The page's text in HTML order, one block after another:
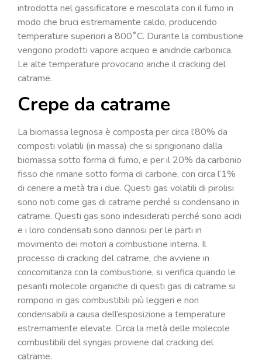
introdotta nel gassificatore e mescolata con il fumo in
modo che bruci estremamente caldo, producendo
temperature superiori a 800˚C. Durante la combustione
vengono prodotti vapore acqueo e anidride carbonica.
Le alte temperature provocano anche il cracking del
catrame.
Crepe da catrame
La biomassa legnosa è composta per circa l’80% da
composti volatili (in massa) che si sprigionano dalla
biomassa sotto forma di fumo, e per il 20% da carbonio
fisso che rimane sotto forma di carbone, con circa l’1%
di cenere a metà tra i due. Questi gas volatili di pirolisi
sono noti come gas di catrame perché si condensano in
catrame. Questi gas sono indesiderati perché sono acidi
e i loro condensati sono dannosi per le parti in
movimento dei motori a combustione interna. Il
processo di cracking del catrame, che avviene in
concomitanza con la combustione, si verifica quando le
pesanti molecole organiche di questi gas di catrame si
rompono in gas combustibili più leggeri e non
condensabili a causa dell’esposizione a temperature
estremamente elevate. Circa la metà delle molecole
combustibili del syngas proviene dal cracking del
catrame.